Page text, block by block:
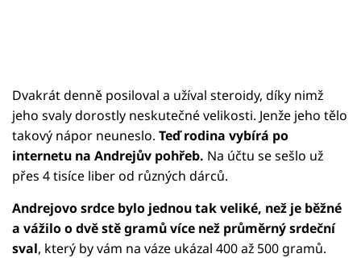
Dvakrát denně posiloval a užíval steroidy, díky nimž
jeho svaly dorostly neskutečné velikosti. Jenže jeho tělo
takový nápor neuneslo. Teď rodina vybírá po
internetu na Andrejův pohřeb. Na účtu se sešlo už
přes 4 tisíce liber od různých dárců.
Andrejovo srdce bylo jednou tak veliké, než je běžné
a vážilo o dvě stě gramů více než průměrný srdeční
sval, který by vám na váze ukázal 400 až 500 gramů.